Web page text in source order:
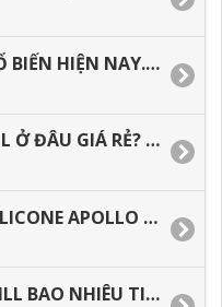
GIẤY IN BILL PHỔ BIẾN HIỆN NAY. TƯ VẤN MẪU GIẤY PHÙ HỌP
MUA GIẤY IN BILL Ở ĐÂU GIÁ RẺ? GIẤY IN ĐƯỢC SỬ DỤNG NHƯ THẾ NÀO.
CÁC LOẠI KEO SILICONE APOLLO HIỆN NAY, LIÊN HỆ MUA HÀNG SỈ LẺ
CUỘN GIẤY IN BILL BAO NHIÊU TIỀN, ĐỊA CHỈ MUA SỈ LẺ TẠI HCM